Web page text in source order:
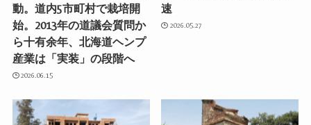
動。道内5市町村で栽培開
始。2013年の道議会質問か
ら十有余年、北海道ヘンプ
産業は「実装」の段階へ
2026.06.15
速
2026.05.27